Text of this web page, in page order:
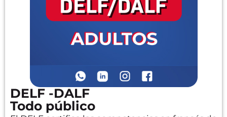
DELF -DALF
Todo público